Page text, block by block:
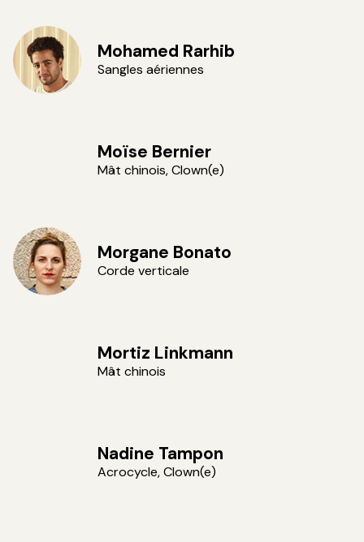
Mohamed Rarhib
Sangles aériennes
Moïse Bernier
Mât chinois, Clown(e)
Morgane Bonato
Corde verticale
Mortiz Linkmann
Mât chinois
Nadine Tampon
Acrocycle, Clown(e)